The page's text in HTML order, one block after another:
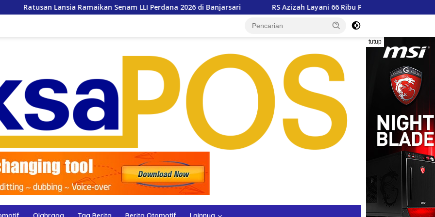
Ramaikan Senam LLI Perdana 2026 di Banjarsari RS Azizah Layani 66 Ribu Pasien, Wali Kota Siap Dukung
tutup